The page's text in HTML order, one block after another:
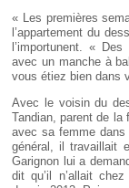
« Les premières
l’appartement du
l’importunent. «
avec un manche à
vous étiez bien dans
Avec le voisin du
Tandian, parent de
avec sa femme
général, il travaillait
Garignon lui a
dit qu’il n’allait